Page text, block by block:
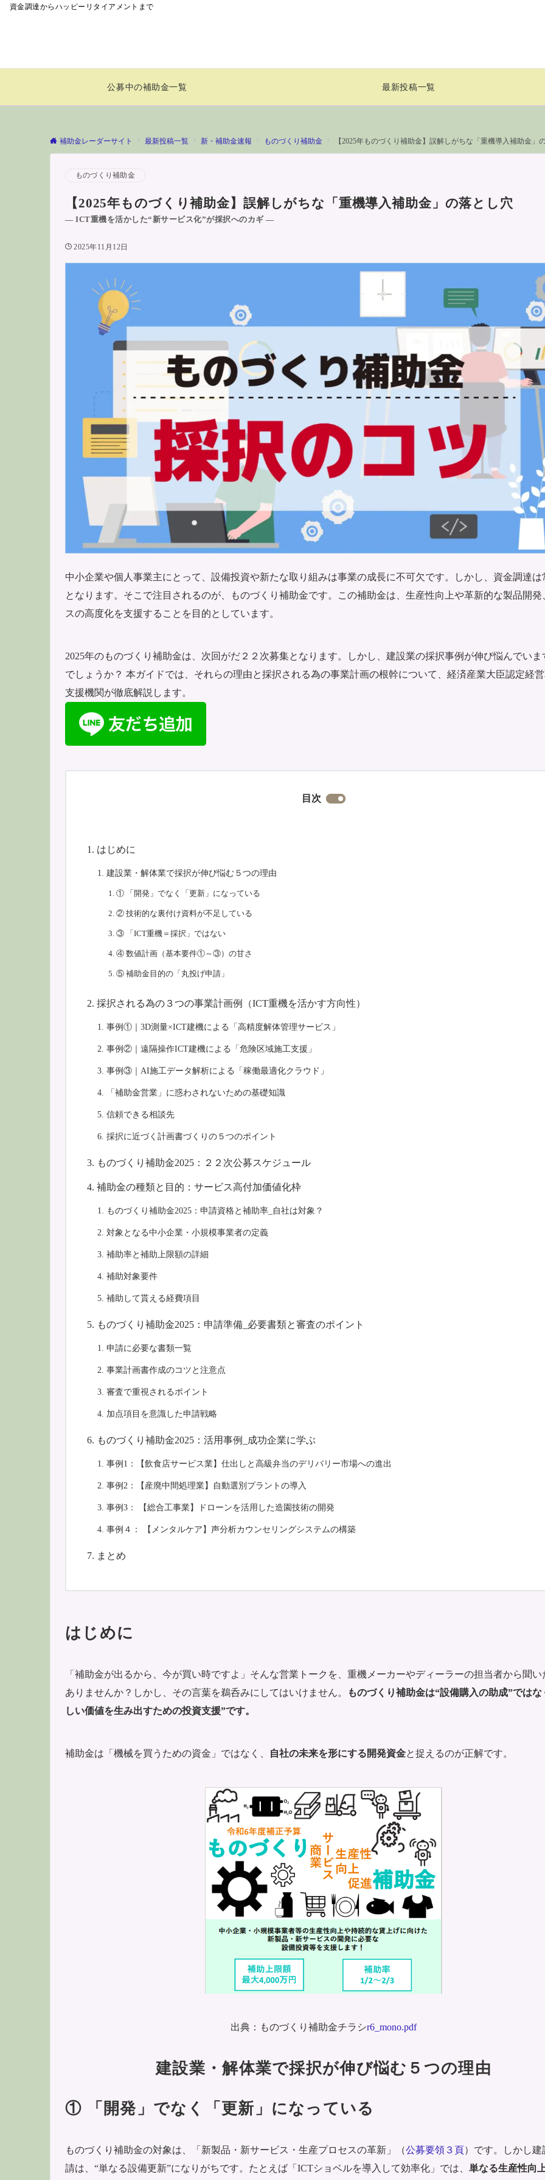
資金調達からハッピーリタイアメントまで
公募中の補助金一覧 最新投稿一覧
補助金レーダーサイト 最新投稿一覧 新・補助金速報 ものづくり補助金 【2025年ものづくり補助金】誤解しがちな「重機導入補助金」
ものづくり補助金
【2025年ものづくり補助金】誤解しがちな「重機導入補助金」の落とし穴
― ICT重機を活かした“新サービス化”が採択へのカギ ―
2025年11月12日
中小企業や個人事業主にとって、設備投資や新たな取り組みは事業の成長に不可欠です。しかし、資金調達は
となります。そこで注目されるのが、ものづくり補助金です。この補助金は、生産性向上や革新的な製品開発
スの高度化を支援することを目的としています。
2025年のものづくり補助金は、次回がだ２２次募集となります。しかし、建設業の採択事例が伸び悩んでいま
でしょうか？ 本ガイドでは、それらの理由と採択される為の事業計画の根幹について、経済産業大臣認定経
支援機関が徹底解説します。
目次
はじめに
建設業・解体業で採択が伸び悩む５つの理由
① 「開発」でなく「更新」になっている
② 技術的な裏付け資料が不足している
③ 「ICT重機＝採択」ではない
④ 数値計画（基本要件①～③）の甘さ
⑤ 補助金目的の「丸投げ申請」
採択される為の３つの事業計画例（ICT重機を活かす方向性）
事例①｜3D測量×ICT建機による「高精度解体管理サービス」
事例②｜遠隔操作ICT建機による「危険区域施工支援」
事例③｜AI施工データ解析による「稼働最適化クラウド」
「補助金営業」に惑わされないための基礎知識
信頼できる相談先
採択に近づく計画書づくりの５つのポイント
ものづくり補助金2025：２２次公募スケジュール
補助金の種類と目的：サービス高付加価値化枠
ものづくり補助金2025：申請資格と補助率_自社は対象？
対象となる中小企業・小規模事業者の定義
補助率と補助上限額の詳細
補助対象要件
補助して貰える経費項目
ものづくり補助金2025：申請準備_必要書類と審査のポイント
申請に必要な書類一覧
事業計画書作成のコツと注意点
審査で重視されるポイント
加点項目を意識した申請戦略
ものづくり補助金2025：活用事例_成功企業に学ぶ
事例1：【飲食店サービス業】仕出しと高級弁当のデリバリー市場への進出
事例2：【産廃中間処理業】自動選別プラントの導入
事例3： 【総合工事業】ドローンを活用した造園技術の開発
事例４： 【メンタルケア】声分析カウンセリングシステムの構築
まとめ
はじめに
「補助金が出るから、今が買い時ですよ」そんな営業トークを、重機メーカーやディーラーの担当者から聞い
ありませんか？しかし、その言葉を鵜呑みにしてはいけません。
ものづくり補助金は“設備購入の助成”ではな
しい価値を生み出すための投資支援”です。
補助金は「機械を買うための資金」ではなく、 自社の未来を形にする開発資金と捉えるのが正解です。
出典：ものづくり補助金チラシr6_mono.pdf
建設業・解体業で採択が伸び悩む５つの理由
① 「開発」でなく「更新」になっている
ものづくり補助金の対象は、「新製品・新サービス・生産プロセスの革新」（公募要領３頁 ）です。しかし建
請は、“単なる設備更新”になりがちです。たとえば「ICTショベルを導入して効率化」では、 単なる生産性向